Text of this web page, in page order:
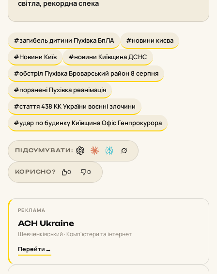
світла, рекордна спека
#загибель дитини Пухівка БпЛА
#новини києва
#Новини Київ
#новини Київщина ДСНС
#обстріл Пухівка Броварський район 8 серпня
#поранені Пухівка реанімація
#стаття 438 КК України воєнні злочини
#удар по будинку Київщина Офіс Генпрокурора
ПІДСУМУВАТИ:
КОРИСНО? 0 0
РЕКЛАМА
ACH Ukraine
Шевченківський · Комп'ютери та інтернет
Перейти→